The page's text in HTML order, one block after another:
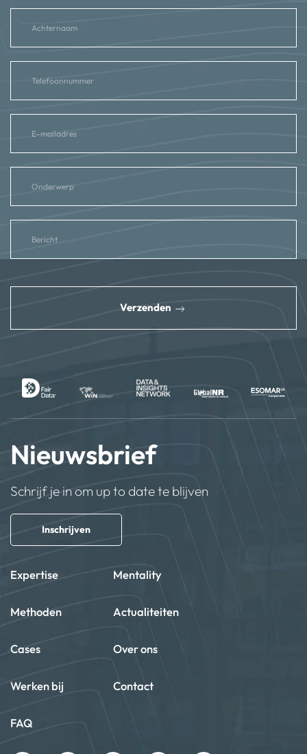
Verzenden
Nieuwsbrief
Schrijf je in om up to date te blijven
Inschrijven
Expertise Mentality
Methoden Actualiteiten
Cases Over ons
Werken bij Contact
FAQ